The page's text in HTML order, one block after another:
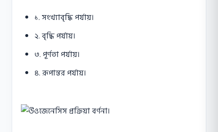
১. সংখ্যাবৃদ্ধি পর্যায়।
২. বৃদ্ধি পর্যায়।
৩. পূর্ণতা পর্যায়।
৪. রূপান্তর পর্যায়।